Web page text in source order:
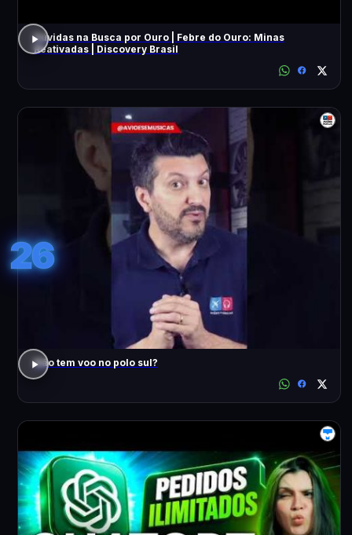
Dúvidas na Busca por Ouro | Febre do Ouro: Minas
Reativadas | Discovery Brasil
26
Não tem voo no polo sul?